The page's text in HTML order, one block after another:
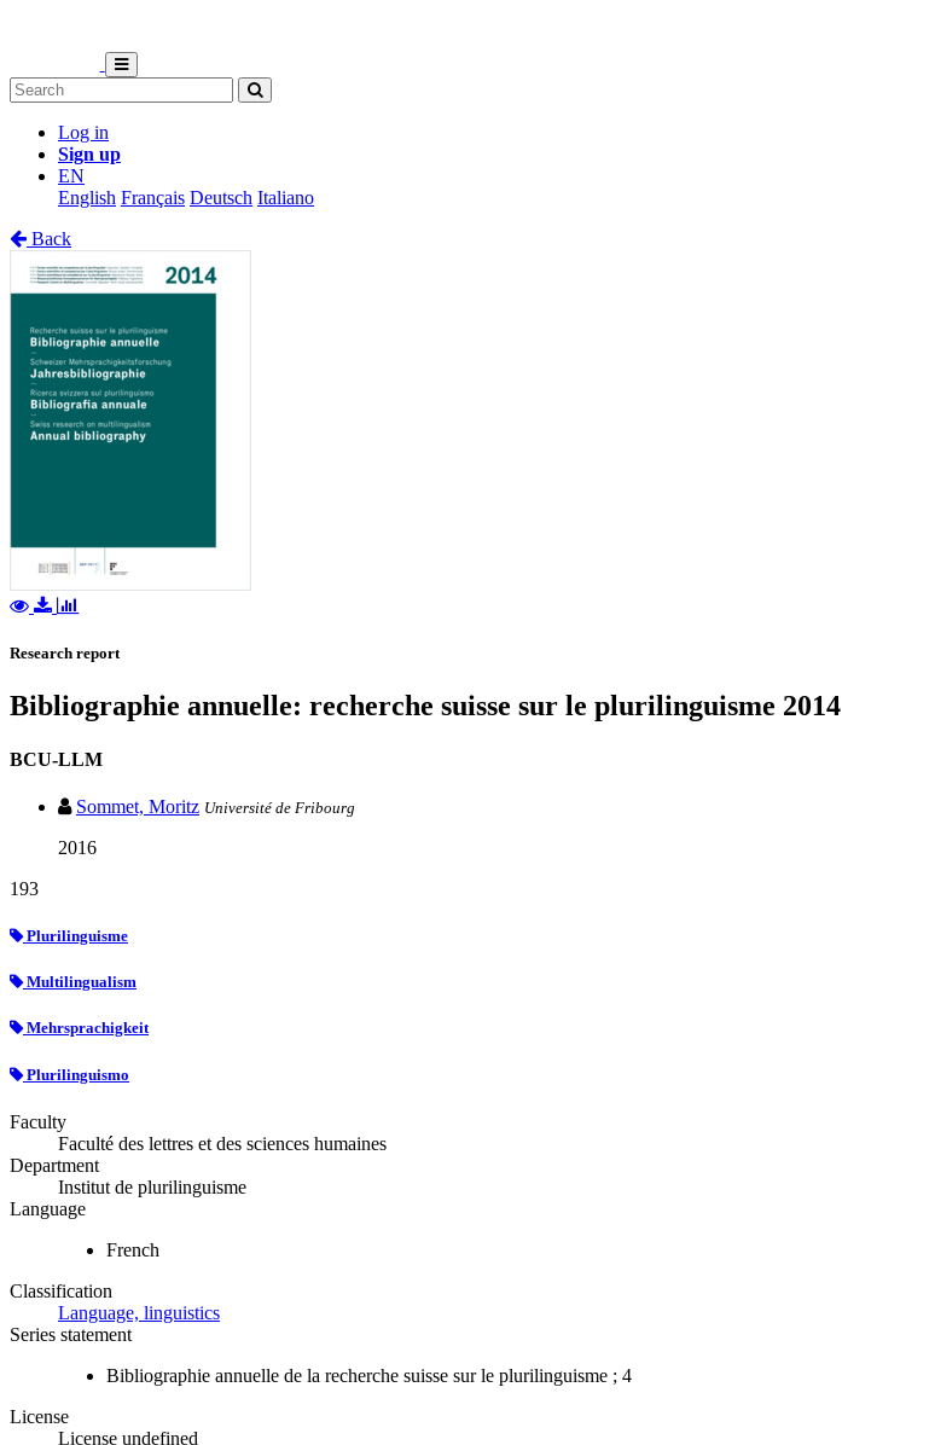
Log in
Sign up
EN
English Français Deutsch Italiano
Back
Research report
Bibliographie annuelle: recherche suisse sur le plurilinguisme 2014
BCU-LLM
Sommet, Moritz Université de Fribourg
2016
193
Plurilinguisme
Multilingualism
Mehrsprachigkeit
Plurilinguismo
Faculty
Faculté des lettres et des sciences humaines
Department
Institut de plurilinguisme
Language
French
Classification
Language, linguistics
Series statement
Bibliographie annuelle de la recherche suisse sur le plurilinguisme ; 4
License
License undefined